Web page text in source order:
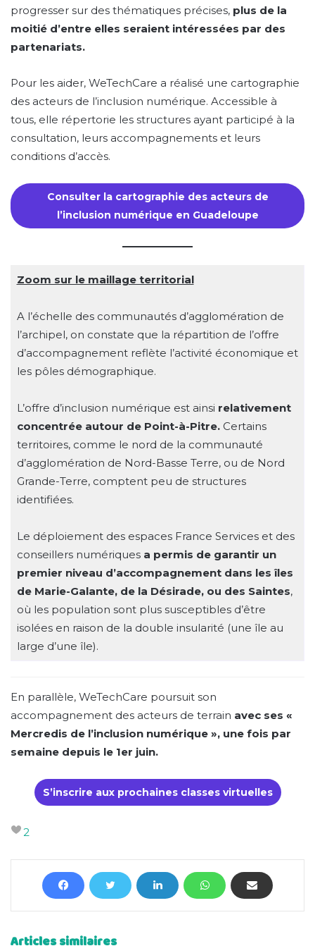
progresser sur des thématiques précises, plus de la
moitié d’entre elles seraient intéressées par des
partenariats.
Pour les aider, WeTechCare a réalisé une cartographie
des acteurs de l’inclusion numérique. Accessible à
tous, elle répertorie les structures ayant participé à la
consultation, leurs accompagnements et leurs
conditions d’accès.
Consulter la cartographie des acteurs de
l’inclusion numérique en Guadeloupe
Zoom sur le maillage territorial
A l’échelle des communautés d’agglomération de
l’archipel, on constate que la répartition de l’offre
d’accompagnement reflète l’activité économique et
les pôles démographique.
L’offre d’inclusion numérique est ainsi relativement
concentrée autour de Point-à-Pitre.Certains
territoires, comme le nord de la communauté
d’agglomération de Nord-Basse Terre, ou de Nord
Grande-Terre, comptent peu de structures
identifiées.
Le déploiement des espaces France Services et des
conseillers numériques a permis de garantir un
premier niveau d’accompagnement dans les îles
de Marie-Galante, de la Désirade, ou des Saintes,
où les population sont plus susceptibles d’être
isolées en raison de la double insularité (une île au
large d’une île).
En parallèle, WeTechCare poursuit son
accompagnement des acteurs de terrain avec ses «
Mercredis de l’inclusion numérique », une fois par
semaine depuis le 1er juin.
S’inscrire aux prochaines classes virtuelles
2
Articles similaires